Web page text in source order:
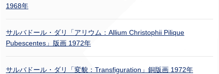
1968年
サルバドール・ダリ「アリウム：Allium Christophii Pilique
Pubescentes」版画 1972年
サルバドール・ダリ「変貌：Transfiguration」銅版画 1972年